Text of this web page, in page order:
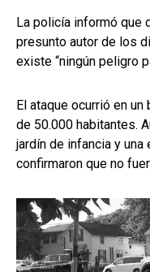
La policía informó que
presunto autor de los
existe “ningún peligro
El ataque ocurrió en
de 50.000 habitantes.
jardín de infancia y
confirmaron que no